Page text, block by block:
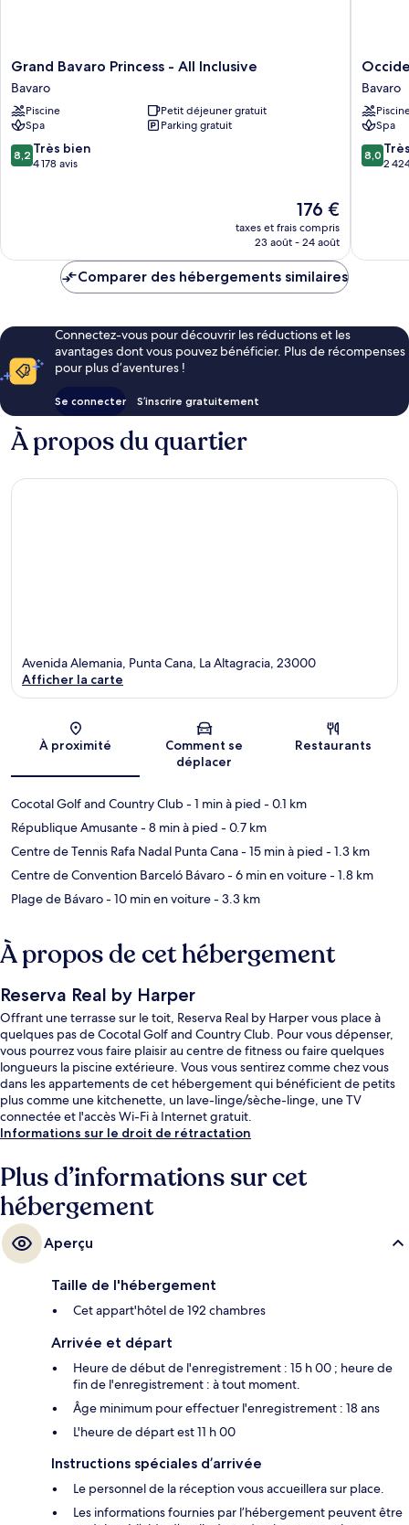
Grand
Bavaro
Princess
-
All
Inclusive
Bavaro
Grand Bavaro Princess - All Inclusive
Bavaro
Piscine
Petit déjeuner gratuit
Spa
Parking gratuit
8.2
sur
8,2 Très bien
4 178 avis
Le
nouveau
prix
de
176 €
taxes et frais compris
23 août - 24 août
Punta
Cana
-
All
Inclusive
Bavaro
Bavaro
Spa
8.0
sur
8,0
2
Comparer des hébergements similaires
Connectez-vous pour découvrir les réductions et les
avantages dont vous pouvez bénéficier. Plus de récompenses
pour plus d’aventures !
Se connecter S’inscrire gratuitement
À propos du quartier
Carte
Avenida Alemania, Punta Cana, La Altagracia, 23000
Afficher la carte
À proximité
Comment se
déplacer
Restaurants
Cocotal Golf and Country Club- 1 min à pied - 0.1 km
République Amusante- 8 min à pied - 0.7 km
Centre de Tennis Rafa Nadal Punta Cana- 15 min à pied - 1.3 km
Centre de Convention Barceló Bávaro- 6 min en voiture- 1.8 km
Plage de Bávaro- 10 min en voiture- 3.3 km
À propos de cet hébergement
Reserva Real by Harper
Offrant une terrasse sur le toit, Reserva Real by Harper vous place à
quelques pas de Cocotal Golf and Country Club. Pour vous dépenser,
vous pourrez vous faire plaisir au centre de fitness ou faire quelques
longueurs la piscine extérieure. Vous vous sentirez comme chez vous
dans les appartements de cet hébergement qui bénéficient de petits
plus comme une kitchenette, un lave-linge/sèche-linge, une TV
connectée et l'accès Wi-Fi à Internet gratuit.
Informations sur le droit de rétractation
Plus d’informations sur cet
hébergement
Aperçu
Taille de l'hébergement
Cet appart'hôtel de 192 chambres
Arrivée et départ
Heure de début de l'enregistrement : 15 h 00 ; heure de
fin de l'enregistrement : à tout moment.
Âge minimum pour effectuer l'enregistrement : 18 ans
L'heure de départ est 11 h 00
Instructions spéciales d’arrivée
Le personnel de la réception vous accueillera sur place.
Les informations fournies par l’hébergement peuvent être